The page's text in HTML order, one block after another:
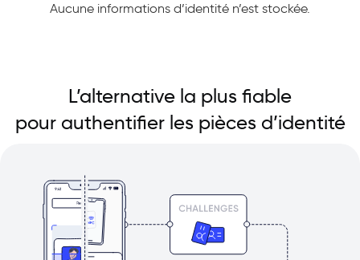
Aucune informations d’identité n’est stockée.
L’alternative la plus fiable
pour authentifier les pièces d’identité